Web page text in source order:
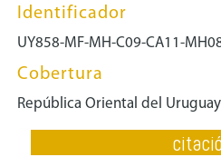
Identificador
UY858-MF-MH-C09-CA11-
Cobertura
República Oriental del Uruguay